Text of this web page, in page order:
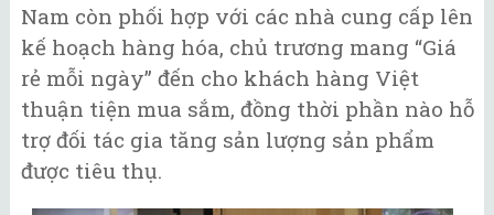
Nam còn phối hợp với các nhà cung cấp lên
kế hoạch hàng hóa, chủ trương mang “Giá
rẻ mỗi ngày” đến cho khách hàng Việt
thuận tiện mua sắm, đồng thời phần nào hỗ
trợ đối tác gia tăng sản lượng sản phẩm
được tiêu thụ.